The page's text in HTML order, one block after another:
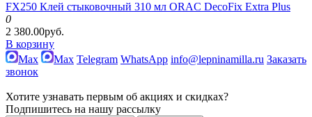
FX250 Клей стыковочный 310 мл ORAC DecoFix Extra Plus
0
2 380.00руб.
В корзину
Max
Max Telegram WhatsApp info@lepninamilla.ru Заказать
звонок
Хотите узнавать первым об акциях и скидках?
Подпишитесь на нашу рассылку